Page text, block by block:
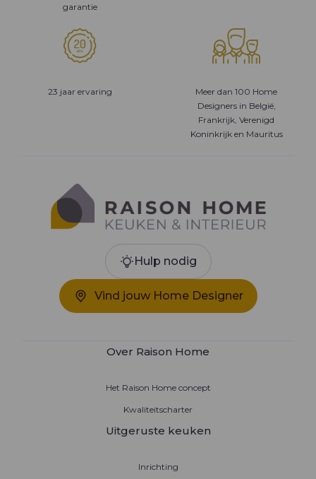
garantie
23 jaar ervaring
Meer dan 100 Home
Designers in België,
Frankrijk, Verenigd
Koninkrijk en Mauritus
Hulp nodig
Vind jouw Home Designer
Over Raison Home
Het Raison Home concept
Kwaliteitscharter
Uitgeruste keuken
Inrichting